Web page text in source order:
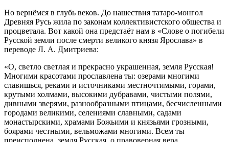
Но вернёмся в глубь веков. До нашествия татаро-монгол
Древняя Русь жила по законам коллективистского общества и
процветала. Вот какой она предстаёт нам в «Слове о погибели
Русской земли после смерти великого князя Ярослава» в
переводе Л. А. Дмитриева:
«О, светло светлая и прекрасно украшенная, земля Русская!
Многими красотами прославлена ты: озерами многими
славишься, реками и источниками местночтимыми, горами,
крутыми холмами, высокими дубравами, чистыми полями,
дивными зверями, разнообразными птицами, бесчисленными
городами великими, селениями славными, садами
монастырскими, храмами Божьими и князьями грозными,
боярами честными, вельможами многими. Всем ты
преисполнена, земля Русская, о правоверная вера